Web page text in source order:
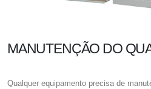
MANUTENÇÃO DO
Qualquer equipamento precisa de